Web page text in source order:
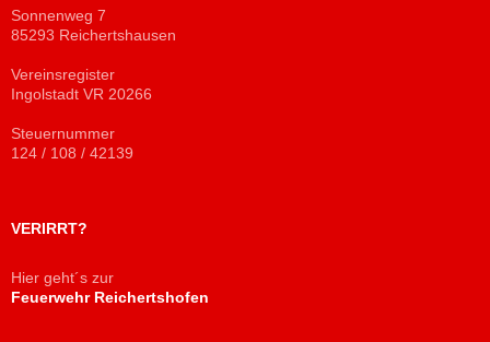
Sonnenweg 7
85293 Reichertshausen
Vereinsregister
Ingolstadt VR 20266
Steuernummer
124 / 108 / 42139
VERIRRT?
Hier geht´s zur
Feuerwehr Reichertshofen